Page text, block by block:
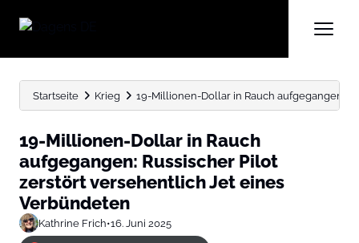
Startseite Krieg 19-Millionen-Dollar in Rauch aufgegangen:
19-Millionen-Dollar in Rauch
aufgegangen: Russischer Pilot
zerstört versehentlich Jet eines
Verbündeten
Kathrine Frich•16. Juni 2025